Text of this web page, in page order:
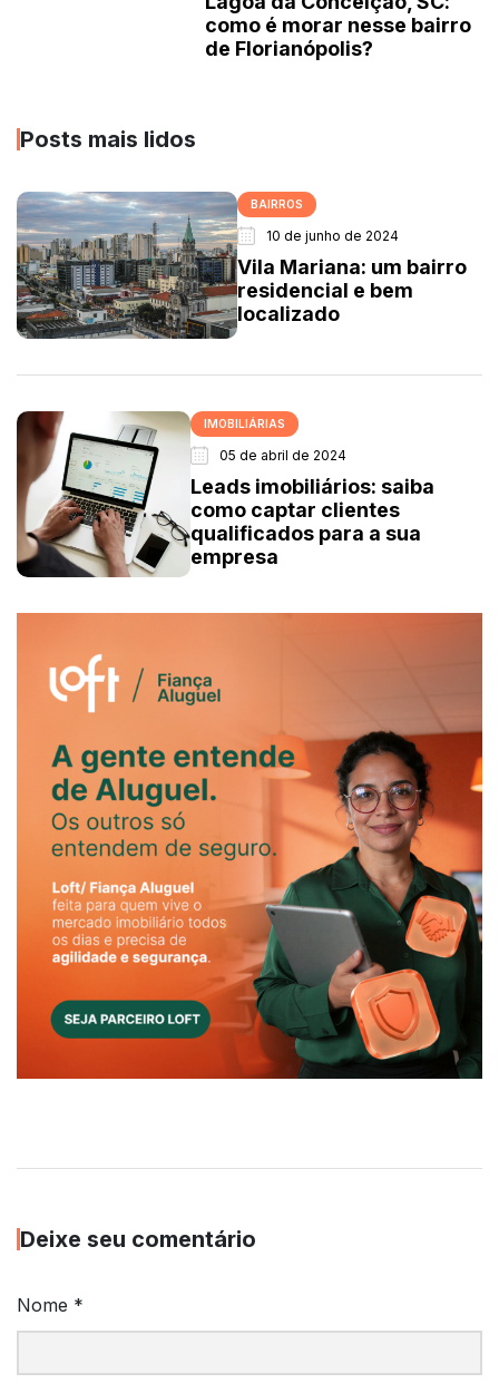
como é morar nesse bairro
de Florianópolis?
Posts mais lidos
BAIRROS
10 de junho de 2024
Vila Mariana: um bairro
residencial e bem
localizado
IMOBILIÁRIAS
05 de abril de 2024
Leads imobiliários: saiba
como captar clientes
qualificados para a sua
empresa
Deixe seu comentário
Nome *